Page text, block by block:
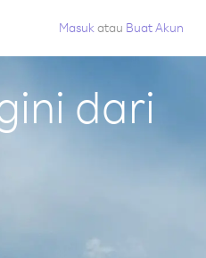
Masuk atau Buat Akun
dari